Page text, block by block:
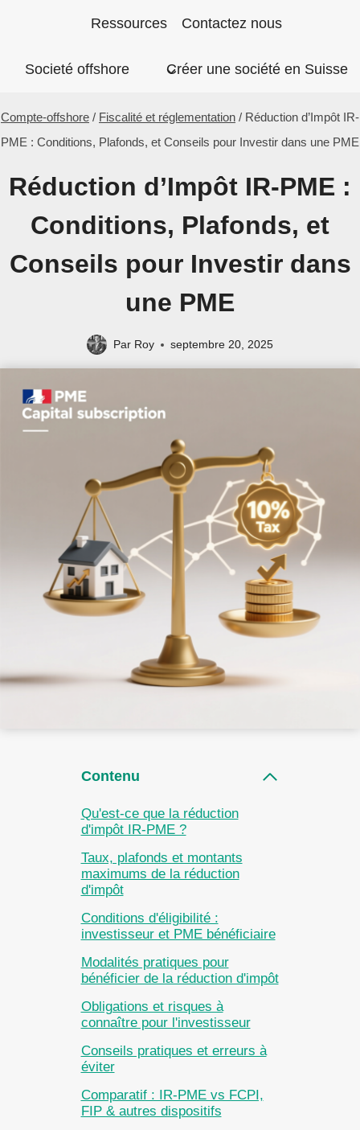
contenu
Ressources Contactez nous
Societé offshore Créer une société en Suisse
Compte-offshore / Fiscalité et réglementation / Réduction d’Impôt IR-
PME : Conditions, Plafonds, et Conseils pour Investir dans une PME
Réduction d’Impôt IR-PME :
Conditions, Plafonds, et
Conseils pour Investir dans
une PME
Par Roy septembre 20, 2025
Contenu
Qu'est-ce que la réduction
d'impôt IR-PME ?
Taux, plafonds et montants
maximums de la réduction
d'impôt
Conditions d'éligibilité :
investisseur et PME bénéficiaire
Modalités pratiques pour
bénéficier de la réduction d'impôt
Obligations et risques à
connaître pour l'investisseur
Conseils pratiques et erreurs à
éviter
Comparatif : IR-PME vs FCPI,
FIP & autres dispositifs